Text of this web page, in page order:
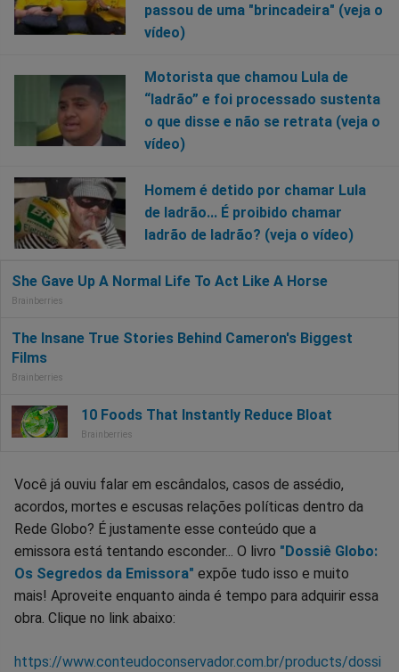
passou de uma "brincadeira" (veja o
vídeo)
Motorista que chamou Lula de
“ladrão” e foi processado sustenta
o que disse e não se retrata (veja o
vídeo)
Homem é detido por chamar Lula
de ladrão... É proibido chamar
ladrão de ladrão? (veja o vídeo)
Você já ouviu falar em escândalos, casos de assédio,
acordos, mortes e escusas relações políticas dentro da
Rede Globo? É justamente esse conteúdo que a
emissora está tentando esconder... O livro "Dossiê Globo:
Os Segredos da Emissora" expõe tudo isso e muito
mais! Aproveite enquanto ainda é tempo para adquirir essa
obra. Clique no link abaixo:
https://www.conteudoconservador.com.br/products/dossi